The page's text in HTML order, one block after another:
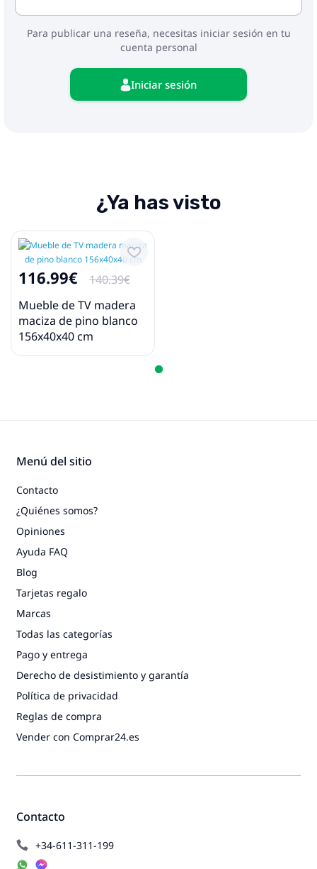
Para publicar una reseña, necesitas iniciar sesión en tu
cuenta personal
Iniciar sesión
¿Ya has visto
116.99€
140.39€
Mueble de TV madera
maciza de pino blanco
156x40x40 cm
Contacto
+34-611-311-199
Menú del sitio
Contacto
¿Quiénes somos?
Opiniones
Ayuda FAQ
Blog
Tarjetas regalo
Marcas
Todas las categorías
Pago y entrega
Derecho de desistimiento y garantía
Política de privacidad
Reglas de compra
Vender con Comprar24.es